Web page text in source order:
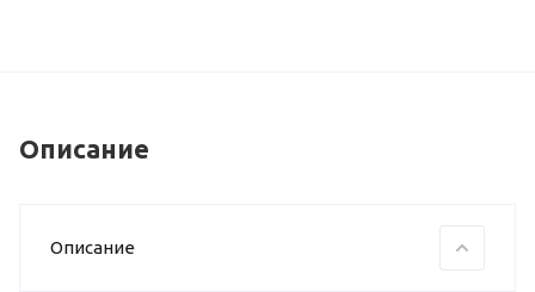
Описание
Описание